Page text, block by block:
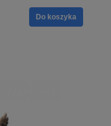
Do koszyka